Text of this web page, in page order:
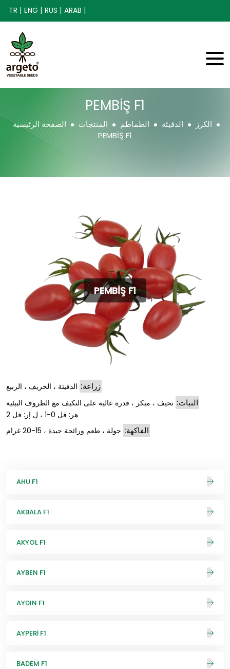
TR | ENG | RUS | ARAB |
PEMBİŞ F1
الصفحة الرئيسية المنتجات الطماطم الدفيئة
الكرز
PEMBİŞ F1
PEMBİŞ F1
زراعة: الدفيئة ، الخريف ، الربيع
النبات: نحيف ، مبكر ، قدرة عالية على التكيف مع الظروف البيئية
هر: فل 0-1 ، ل إر: فل 2
الفاكهة: جولة ، طعم ورائحة جيدة ، 15-20 غرام
AHU F1
AKBALA F1
AKYOL F1
AYBEN F1
AYDIN F1
AYPERİ F1
BADEM F1